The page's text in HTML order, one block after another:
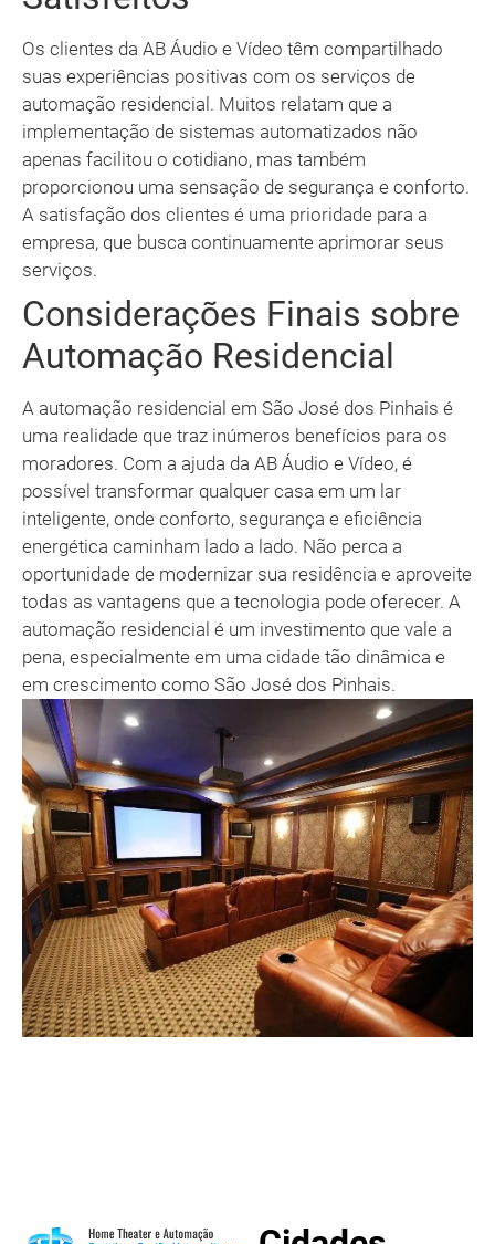
Os clientes da AB Áudio e Vídeo têm compartilhado
suas experiências positivas com os serviços de
automação residencial. Muitos relatam que a
implementação de sistemas automatizados não
apenas facilitou o cotidiano, mas também
proporcionou uma sensação de segurança e conforto.
A satisfação dos clientes é uma prioridade para a
empresa, que busca continuamente aprimorar seus
serviços.
Considerações Finais sobre
Automação Residencial
A automação residencial em São José dos Pinhais é
uma realidade que traz inúmeros benefícios para os
moradores. Com a ajuda da AB Áudio e Vídeo, é
possível transformar qualquer casa em um lar
inteligente, onde conforto, segurança e eficiência
energética caminham lado a lado. Não perca a
oportunidade de modernizar sua residência e aproveite
todas as vantagens que a tecnologia pode oferecer. A
automação residencial é um investimento que vale a
pena, especialmente em uma cidade tão dinâmica e
em crescimento como São José dos Pinhais.